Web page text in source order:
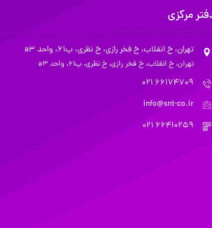
مرکزی
تهران، خ انقلاب، خ فخر رازی، خ نظری، پ61، واحد a3
تهران، خ انقلاب، خ فخر رازی، خ نظری، پ61، واحد a3
66174709 021
info@snt-co.ir
66410259 021